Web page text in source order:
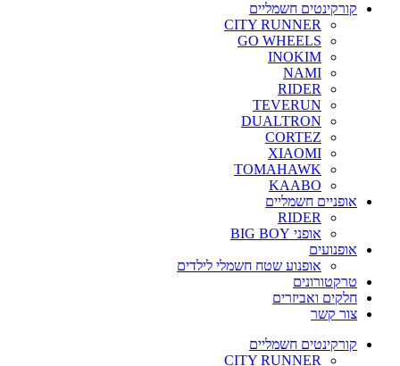
קורקינטים חשמליים
CITY RUNNER
GO WHEELS
INOKIM
NAMI
RIDER
TEVERUN
DUALTRON
CORTEZ
XIAOMI
TOMAHAWK
KAABO
אופניים חשמליים
RIDER
אופני BIG BOY
אופנועים
אופנוע שטח חשמלי לילדים
טרקטורונים
חלקים ואביזרים
צור קשר
קורקינטים חשמליים
CITY RUNNER